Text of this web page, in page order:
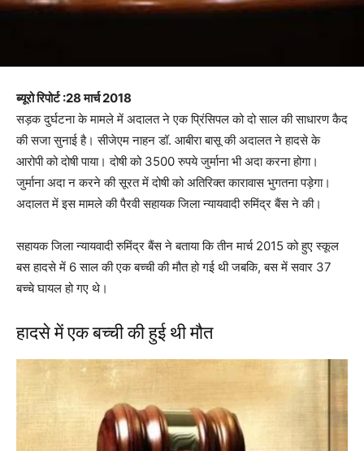
ब्यूरो रिपोर्ट :28 मार्च 2018
सड़क दुर्घटना के मामले में अदालत ने एक प्रिंसिपल को दो साल की साधारण कैद
की सजा सुनाई है। सीजेएम नाहन डॉ. आबीरा बासू की अदालत ने हादसे के
आरोपी को दोषी पाया। दोषी को 3500 रुपये जुर्माना भी अदा करना होगा।
जुर्माना अदा न करने की सूरत में दोषी को अतिरिक्त कारावास भुगतना पड़ेगा।
अदालत में इस मामले की पैरवी सहायक जिला न्यायवादी रुमिंद्र बैंस ने की।
सहायक जिला न्यायवादी रुमिंद्र बैंस ने बताया कि तीन मार्च 2015 को हुए स्कूल
बस हादसे में 6 साल की एक बच्ची की मौत हो गई थी जबकि, बस में सवार 37
बच्चे घायल हो गए थे।
हादसे में एक बच्ची की हुई थी मौत